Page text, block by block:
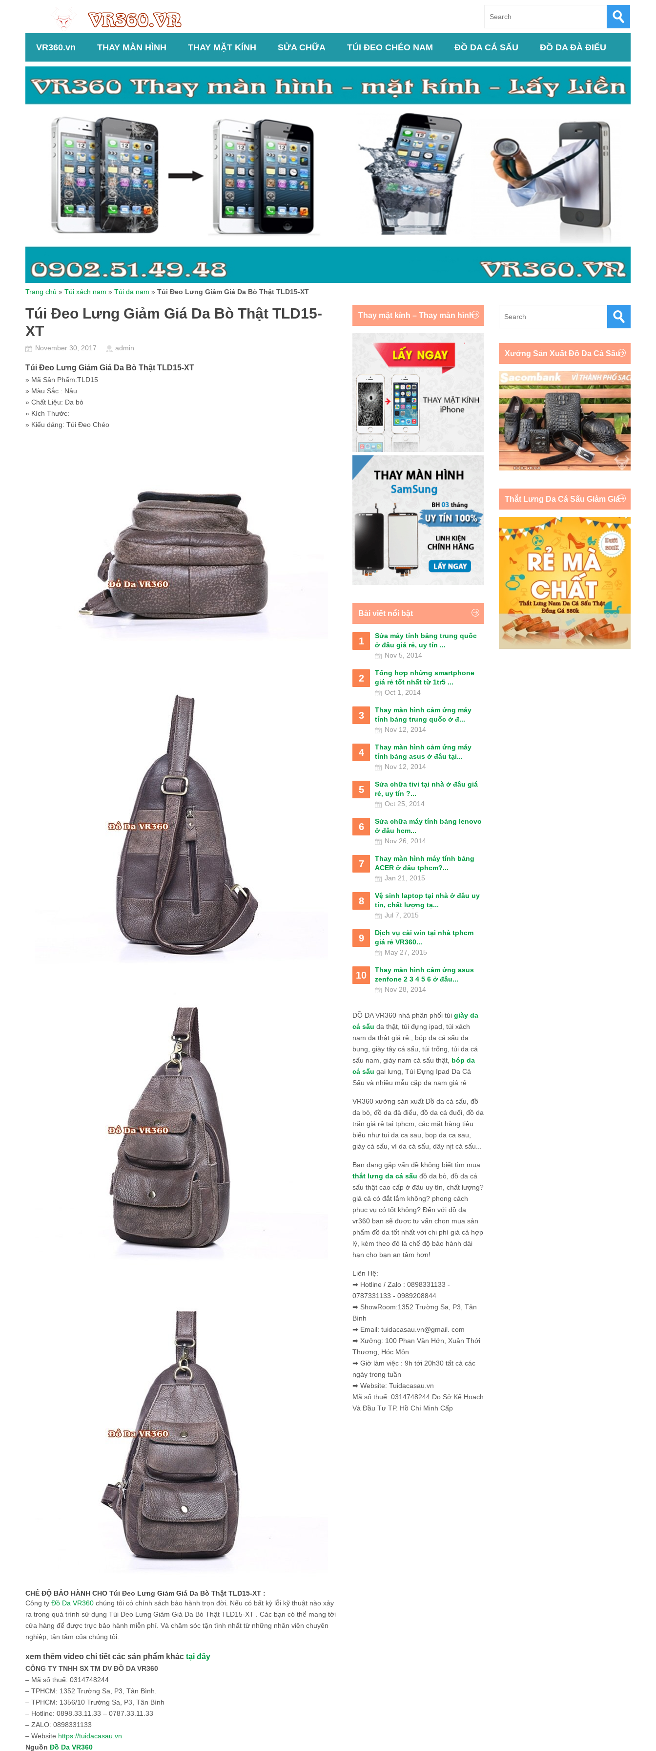
VR360.vn THAY MÀN HÌNH THAY MẶT KÍNH SỬA CHỮA TÚI ĐEO CHÉO NAM ĐỒ DA CÁ SẤU ĐỒ DA ĐÀ ĐIỂU
Trang chủ » Túi xách nam » Túi da nam » Túi Đeo Lưng Giảm Giá Da Bò Thật TLD15-XT
Túi Đeo Lưng Giảm Giá Da Bò Thật TLD15-
XT
November 30, 2017 admin
Túi Đeo Lưng Giảm Giá Da Bò Thật TLD15-XT
» Mã Sản Phẩm:TLD15
» Màu Sắc : Nâu
» Chất Liệu: Da bò
» Kích Thước:
» Kiểu dáng: Túi Đeo Chéo
CHẾ ĐỘ BẢO HÀNH CHO Túi Đeo Lưng Giảm Giá Da Bò Thật TLD15-XT :
Công ty Đồ Da VR360 chúng tôi có chính sách bảo hành trọn đời. Nếu có bất kỳ lỗi kỹ thuật nào xảy
ra trong quá trình sử dụng Túi Đeo Lưng Giảm Giá Da Bò Thật TLD15-XT . Các bạn có thể mang tới
cửa hàng để được trực bảo hành miễn phí. Và chăm sóc tận tình nhất từ những nhân viên chuyên
nghiệp, tận tâm của chúng tôi.
xem thêm video chi tiết các sản phẩm khác tại đây
CÔNG TY TNHH SX TM DV ĐỒ DA VR360
– Mã số thuế: 0314748244
– TPHCM: 1352 Trường Sa, P3, Tân Bình.
– TPHCM: 1356/10 Trường Sa, P3, Tân Bình
– Hotline: 0898.33.11.33 – 0787.33.11.33
– ZALO: 0898331133
– Website https://tuidacasau.vn
Nguồn Đồ Da VR360
Thay mặt kính – Thay màn hình
Bài viết nổi bật
1
Sửa máy tính bảng trung quốc
ở đâu giá rẻ, uy tín ...
Nov 5, 2014
2
Tổng hợp những smartphone
giá rẻ tốt nhất từ 1tr5 ...
Oct 1, 2014
3
Thay màn hình cảm ứng máy
tính bảng trung quốc ở đ...
Nov 12, 2014
4
Thay màn hình cảm ứng máy
tính bảng asus ở đâu tại...
Nov 12, 2014
5
Sửa chữa tivi tại nhà ở đâu giá
rẻ, uy tín ?...
Oct 25, 2014
6
Sửa chữa máy tính bảng lenovo
ở đâu hcm...
Nov 26, 2014
7
Thay màn hình máy tính bảng
ACER ở đâu tphcm?...
Jan 21, 2015
8
Vệ sinh laptop tại nhà ở đâu uy
tín, chất lượng tạ...
Jul 7, 2015
9
Dịch vụ cài win tại nhà tphcm
giá rẻ VR360...
May 27, 2015
10
Thay màn hình cảm ứng asus
zenfone 2 3 4 5 6 ở đâu...
Nov 28, 2014
ĐỒ DA VR360 nhà phân phối túi giày da
cá sấu da thật, túi đựng ipad, túi xách
nam da thật giá rẻ., bóp da cá sấu da
bụng, giày tây cá sấu, túi trống, túi da cá
sấu nam, giày nam cá sấu thật, bóp da
cá sấu gai lưng, Túi Đựng Ipad Da Cá
Sấu và nhiều mẫu cặp da nam giá rẻ
VR360 xưởng sản xuất Đồ da cá sấu, đồ
da bò, đồ da đà điểu, đồ da cá đuối, đồ da
trăn giá rẻ tại tphcm, các mặt hàng tiêu
biểu như tui da ca sau, bop da ca sau,
giày cá sấu, ví da cá sấu, dây nịt cá sấu...
Bạn đang gặp vấn đề không biết tìm mua
thắt lưng da cá sấu đồ da bò, đồ da cá
sấu thật cao cấp ở đâu uy tín, chất lượng?
giá cả có đắt lắm không? phong cách
phục vụ có tốt không? Đến với đồ da
vr360 bạn sẽ được tư vấn chọn mua sản
phẩm đồ da tốt nhất với chi phí giá cả hợp
lý, kèm theo đó là chế độ bảo hành dài
hạn cho bạn an tâm hơn!
Liên Hệ:
➡ Hotline / Zalo : 0898331133 -
0787331133 - 0989208844
➡ ShowRoom:1352 Trường Sa, P3, Tân
Bình
➡ Email: tuidacasau.vn@gmail. com
➡ Xưởng: 100 Phan Văn Hớn, Xuân Thới
Thượng, Hóc Môn
➡ Giờ làm việc : 9h tới 20h30 tất cả các
ngày trong tuần
➡ Website: Tuidacasau.vn
Mã số thuế: 0314748244 Do Sở Kế Hoạch
Và Đầu Tư TP. Hồ Chí Minh Cấp
Xưởng Sản Xuất Đồ Da Cá Sấu
Thắt Lưng Da Cá Sấu Giảm Giá